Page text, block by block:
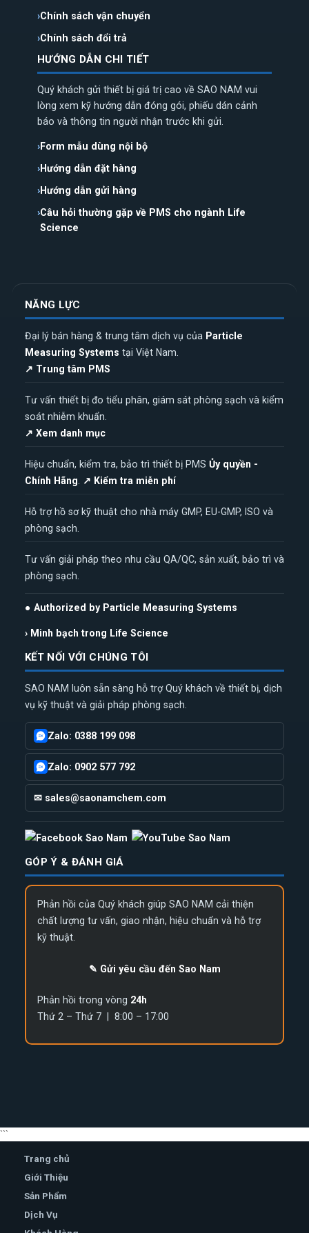
Chính sách vận chuyển
Chính sách đổi trả
HƯỚNG DẪN CHI TIẾT
Quý khách gửi thiết bị giá trị cao về SAO NAM vui
lòng xem kỹ hướng dẫn đóng gói, phiếu dán cảnh
báo và thông tin người nhận trước khi gửi.
Form mẫu dùng nội bộ
Hướng dẫn đặt hàng
Hướng dẫn gửi hàng
Câu hỏi thường gặp về PMS cho ngành Life
Science
NĂNG LỰC
Đại lý bán hàng & trung tâm dịch vụ của Particle
Measuring Systems tại Việt Nam.
↗ Trung tâm PMS
Tư vấn thiết bị đo tiểu phân, giám sát phòng sạch và kiểm
soát nhiễm khuẩn.
↗ Xem danh mục
Hiệu chuẩn, kiểm tra, bảo trì thiết bị PMS Ủy quyền -
Chính Hãng
↗ Kiểm tra miễn phí
Hỗ trợ hồ sơ kỹ thuật cho nhà máy GMP, EU-GMP, ISO và
phòng sạch.
Tư vấn giải pháp theo nhu cầu QA/QC, sản xuất, bảo trì và
phòng sạch.
● Authorized by Particle Measuring Systems
› Minh bạch trong Life Science
KẾT NỐI VỚI CHÚNG TÔI
SAO NAM luôn sẵn sàng hỗ trợ Quý khách về thiết bị, dịch
vụ kỹ thuật và giải pháp phòng sạch.
Zalo: 0388 199 098
Zalo: 0902 577 792
✉ sales@saonamchem.com
GÓP Ý & ĐÁNH GIÁ
Phản hồi của Quý khách giúp SAO NAM cải thiện
chất lượng tư vấn, giao nhận, hiệu chuẩn và hỗ trợ
kỹ thuật.
✎ Gửi yêu cầu đến Sao Nam
Phản hồi trong vòng 24h
Thứ 2 – Thứ 7 | 8:00 – 17:00
```
Trang chủ
Giới Thiệu
Sản Phẩm
Dịch Vụ